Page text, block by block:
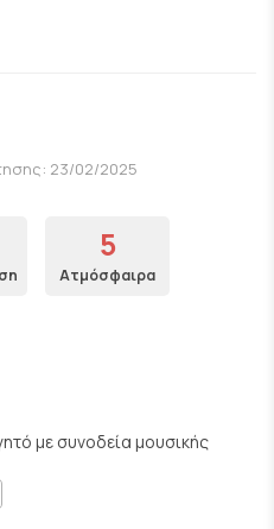
23/02/2025
5
Ατμόσφαιρα
με συνοδεία μουσικής